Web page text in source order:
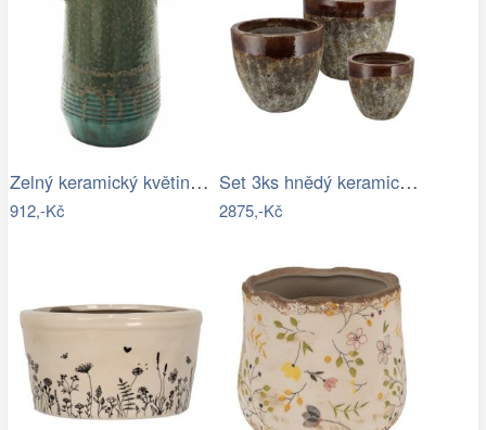
Zelný keramický květináč/váza s uchy…
912,-Kč
Set 3ks hnědý keramický květináč…
2875,-Kč